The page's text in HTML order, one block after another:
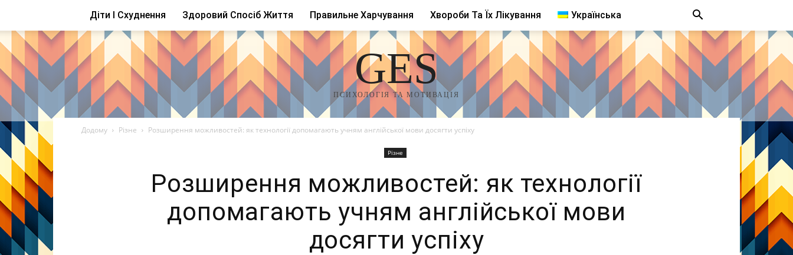
Діти І Схуднення Здоровий Спосіб Життя Правильне Харчування Хвороби Та Їх Лікування Українська
GES
ПСИХОЛОГІЯ ТА МОТИВАЦІЯ
Додому Різне Розширення можливостей: як технології допомагають учням англійської мови досягти успіху
Різне
Розширення можливостей: як технології
допомагають учням англійської мови
досягти успіху